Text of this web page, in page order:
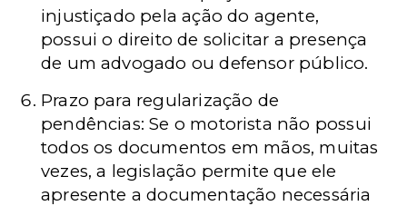
injustiçado pela ação do agente,
possui o direito de solicitar a presença
de um advogado ou defensor público.
Prazo para regularização de
pendências: Se o motorista não possui
todos os documentos em mãos, muitas
vezes, a legislação permite que ele
apresente a documentação necessária